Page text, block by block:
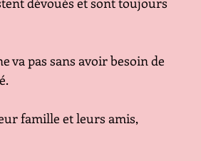
va pas sans avoir besoin de
famille et leurs amis,